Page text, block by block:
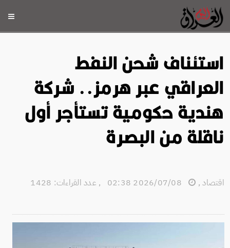
استئناف شحن النفط
العراقي عبر هرمز.. شركة
هندية حكومية تستأجر أول
ناقلة من البصرة
اقتصاد,
, عدد القراءات: 1428